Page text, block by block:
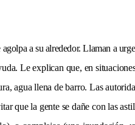
a su alrededor. Llaman a
Le explican que, en
agua llena de barro. Las
que la gente se dañe con las